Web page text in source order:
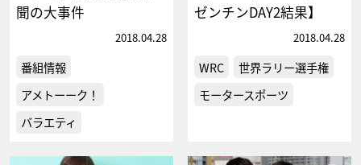
聞の大事件
2018.04.28
番組情報
アメトーーク！
バラエティ
ゼンチンDAY2結果】
2018.04.28
WRC
世界ラリー選手権
モータースポーツ